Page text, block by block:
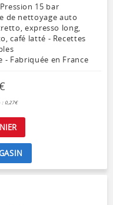
15 bar
de nettoyage auto
expresso long,
café latté - Recettes
- Fabriquée en France
0,27€